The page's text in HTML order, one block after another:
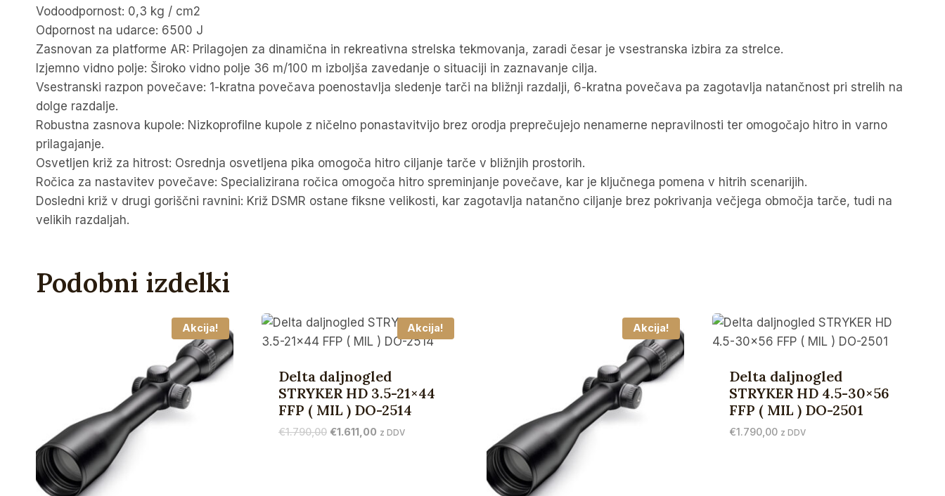
Vodoodpornost: 0,3 kg / cm2
Odpornost na udarce: 6500 J
Zasnovan za platforme AR: Prilagojen za dinamična in rekreativna strelska tekmovanja, zaradi česar je vsestranska izbira za strelce.
Izjemno vidno polje: Široko vidno polje 36 m/100 m izboljša zavedanje o situaciji in zaznavanje cilja.
Vsestranski razpon povečave: 1-kratna povečava poenostavlja sledenje tarči na bližnji razdalji, 6-kratna povečava pa zagotavlja natančnost pri strelih na
dolge razdalje.
Robustna zasnova kupole: Nizkoprofilne kupole z ničelno ponastavitvijo brez orodja preprečujejo nenamerne nepravilnosti ter omogočajo hitro in varno
prilagajanje.
Osvetljen križ za hitrost: Osrednja osvetljena pika omogoča hitro ciljanje tarče v bližnjih prostorih.
Ročica za nastavitev povečave: Specializirana ročica omogoča hitro spreminjanje povečave, kar je ključnega pomena v hitrih scenarijih.
Dosledni križ v drugi goriščni ravnini: Križ DSMR ostane fiksne velikosti, kar zagotavlja natančno ciljanje brez pokrivanja večjega območja tarče, tudi na
velikih razdaljah.
Podobni izdelki
Akcija! Akcija!
Delta daljnogled
STRYKER HD 3.5-21×44
FFP ( MIL ) DO-2514
€1.790,00 Izvirna
€1.611,00 Trenutna
z DDV
Akcija!
Delta daljnogled
STRYKER HD 4.5-30×56
FFP ( MIL ) DO-2501
€1.790,00 z DDV